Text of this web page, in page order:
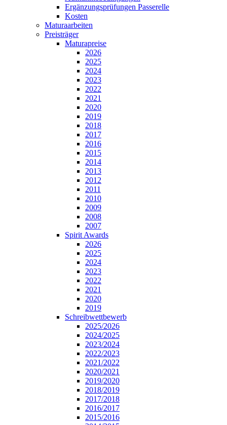
Ergänzungsprüfungen Passerelle
Kosten
Maturaarbeiten
Preisträger
Maturapreise
2026
2025
2024
2023
2022
2021
2020
2019
2018
2017
2016
2015
2014
2013
2012
2011
2010
2009
2008
2007
Spirit Awards
2026
2025
2024
2023
2022
2021
2020
2019
Schreibwettbewerb
2025/2026
2024/2025
2023/2024
2022/2023
2021/2022
2020/2021
2019/2020
2018/2019
2017/2018
2016/2017
2015/2016